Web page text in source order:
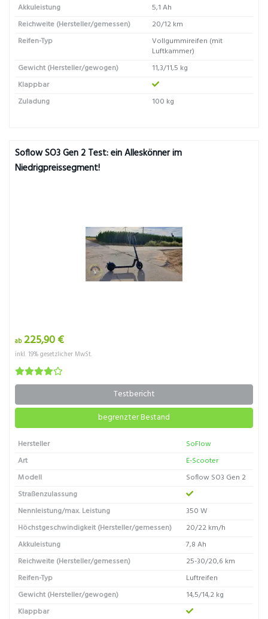
Akkuleistung
5,1 Ah
Reichweite (Hersteller/gemessen)
20/12 km
Reifen-Typ
Vollgummireifen (mit
Luftkammer)
Gewicht (Hersteller/gewogen)
11,3/11,5 kg
Klappbar
Zuladung
100 kg
Soflow SO3 Gen 2 Test: ein Alleskönner im
Niedrigpreissegment!
ab225,90 €
inkl. 19% gesetzlicher MwSt.
Testbericht
begrenzter Bestand
Hersteller
SoFlow
Art
E-Scooter
Modell
Soflow SO3 Gen 2
Straßenzulassung
Nennleistung/max. Leistung
350 W
Höchstgeschwindigkeit (Hersteller/gemessen)
20/22 km/h
Akkuleistung
7,8 Ah
Reichweite (Hersteller/gemessen)
25-30/20,6 km
Reifen-Typ
Luftreifen
Gewicht (Hersteller/gewogen)
14,5/14,2 kg
Klappbar